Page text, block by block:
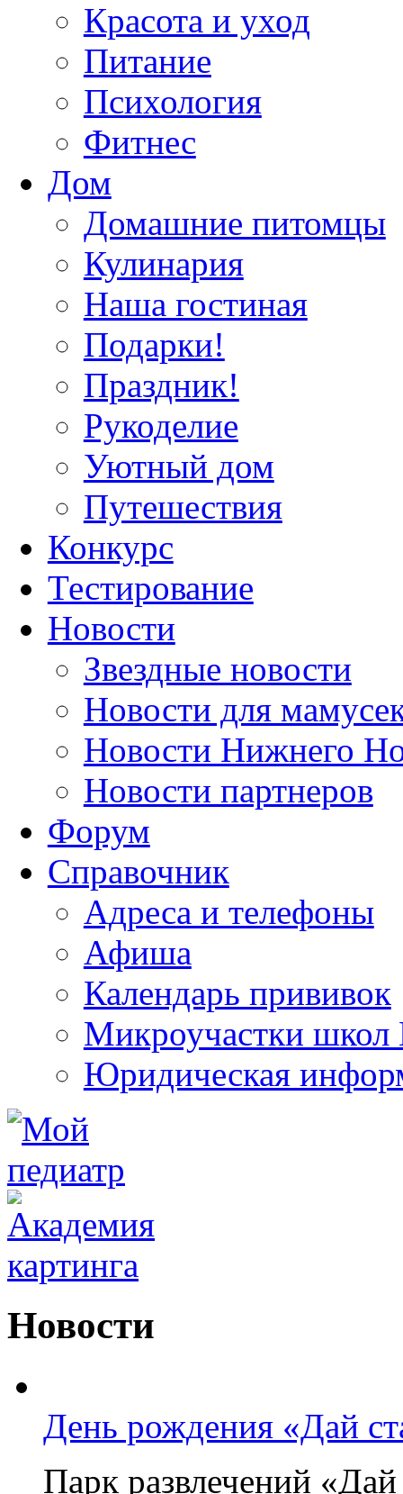
Красота и уход
Питание
Психология
Фитнес
Дом
Домашние питомцы
Кулинария
Наша гостиная
Подарки!
Праздник!
Рукоделие
Уютный дом
Путешествия
Конкурс
Тестирование
Новости
Звездные новости
Новости для
Новости Нижнего
Новости партнеров
Форум
Справочник
Адреса и телефоны
Афиша
Календарь прививок
Микроучастки школ
Юридическая
Новости
День рождения «Дай
Парк развлечений